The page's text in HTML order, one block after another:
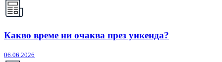
Какво време ни очаква през уикенда?
06.06.2026